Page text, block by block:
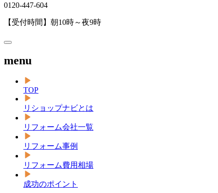
0120-447-604
【受付時間】朝10時～夜9時
menu
TOP
リショップナビとは
リフォーム会社一覧
リフォーム事例
リフォーム費用相場
成功のポイント